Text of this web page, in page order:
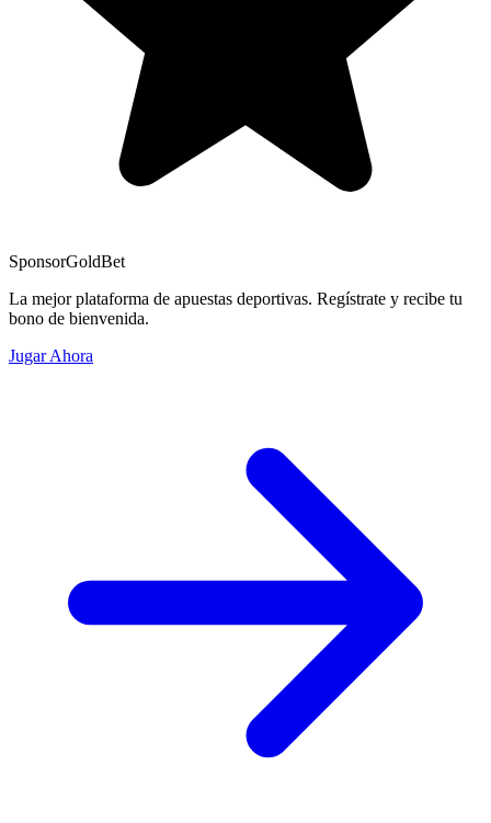
SponsorGoldBet
La mejor plataforma de apuestas deportivas. Regístrate y recibe tu
bono de bienvenida.
Jugar Ahora